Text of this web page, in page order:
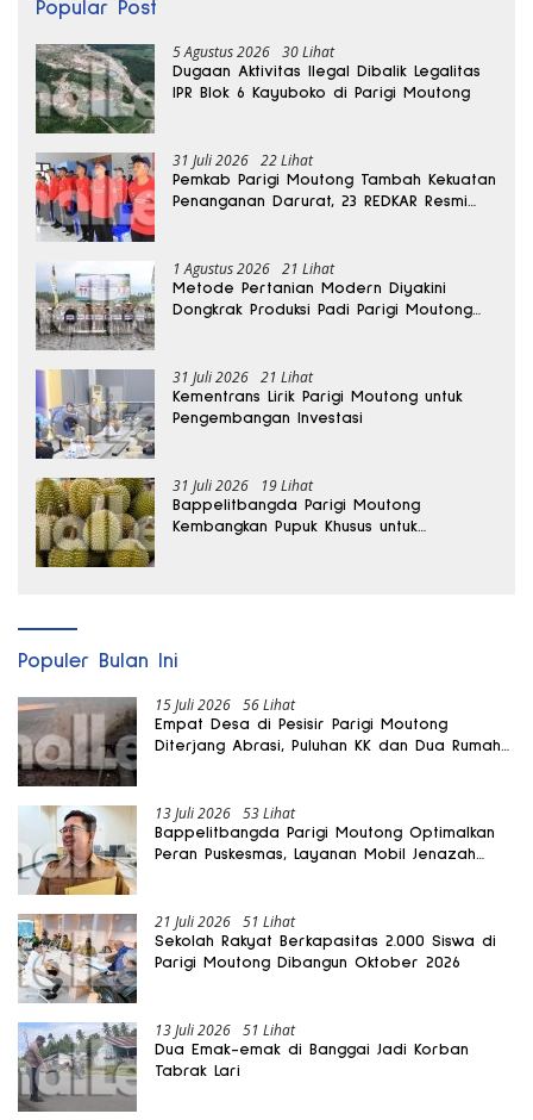
Popular Post
5 Agustus 2026 30 Lihat
Dugaan Aktivitas Ilegal Dibalik Legalitas
IPR Blok 6 Kayuboko di Parigi Moutong
31 Juli 2026 22 Lihat
Pemkab Parigi Moutong Tambah Kekuatan
Penanganan Darurat, 23 REDKAR Resmi
1 Agustus 2026 21 Lihat
Metode Pertanian Modern Diyakini
Dongkrak Produksi Padi Parigi Moutong
31 Juli 2026 21 Lihat
Kementrans Lirik Parigi Moutong untuk
Pengembangan Investasi
31 Juli 2026 19 Lihat
Bappelitbangda Parigi Moutong
Kembangkan Pupuk Khusus untuk
Populer Bulan Ini
15 Juli 2026 56 Lihat
Empat Desa di Pesisir Parigi Moutong
Diterjang Abrasi, Puluhan KK dan Dua Rumah
13 Juli 2026 53 Lihat
Bappelitbangda Parigi Moutong Optimalkan
Peran Puskesmas, Layanan Mobil Jenazah
21 Juli 2026 51 Lihat
Sekolah Rakyat Berkapasitas 2.000 Siswa di
Parigi Moutong Dibangun Oktober 2026
13 Juli 2026 51 Lihat
Dua Emak-emak di Banggai Jadi Korban
Tabrak Lari